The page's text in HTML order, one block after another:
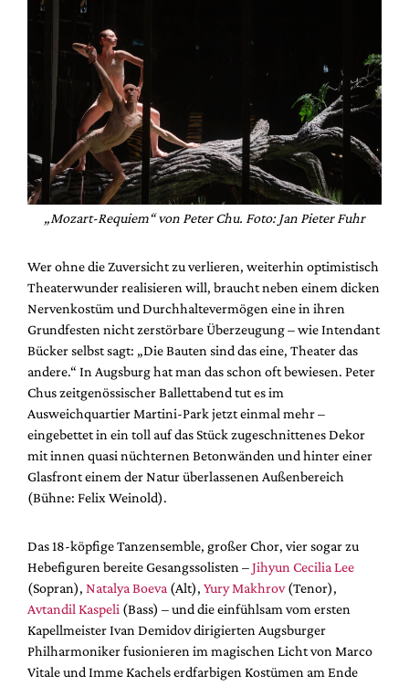
„Mozart-Requiem“ von Peter Chu. Foto: Jan Pieter Fuhr
Wer ohne die Zuversicht zu verlieren, weiterhin optimistisch
Theaterwunder realisieren will, braucht neben einem dicken
Nervenkostüm und Durchhaltevermögen eine in ihren
Grundfesten nicht zerstörbare Überzeugung – wie Intendant
Bücker selbst sagt: „Die Bauten sind das eine, Theater das
andere.“ In Augsburg hat man das schon oft bewiesen. Peter
Chus zeitgenössischer Ballettabend tut es im
Ausweichquartier Martini-Park jetzt einmal mehr –
eingebettet in ein toll auf das Stück zugeschnittenes Dekor
mit innen quasi nüchternen Betonwänden und hinter einer
Glasfront einem der Natur überlassenen Außenbereich
(Bühne: Felix Weinold).
Das 18-köpfige Tanzensemble, großer Chor, vier sogar zu
Hebefiguren bereite Gesangssolisten –Jihyun Cecilia Lee
(Sopran), Natalya Boeva (Alt), Yury Makhrov(Tenor),
Avtandil Kaspeli (Bass) – und die einfühlsam vom ersten
Kapellmeister Ivan Demidov dirigierten Augsburger
Philharmoniker fusionieren im magischen Licht von Marco
Vitale und Imme Kachels erdfarbigen Kostümen am Ende